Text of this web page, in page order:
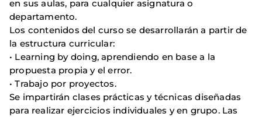
en sus aulas, para cualquier asignatura o
departamento.
Los contenidos del curso se desarrollarán a partir de
la estructura curricular:
• Learning by doing, aprendiendo en base a la
propuesta propia y el error.
• Trabajo por proyectos.
Se impartirán clases prácticas y técnicas diseñadas
para realizar ejercicios individuales y en grupo. Las